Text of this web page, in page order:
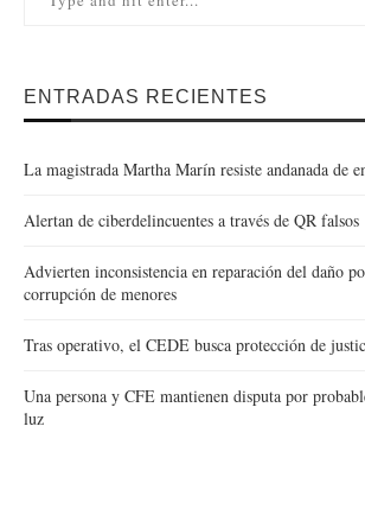
ENTRADAS RECIENTES
La magistrada Martha Marín resiste andanada de
Alertan de ciberdelincuentes a través de QR falsos
Advierten inconsistencia en reparación del daño
corrupción de menores
Tras operativo, el CEDE busca protección de
Una persona y CFE mantienen disputa por
luz